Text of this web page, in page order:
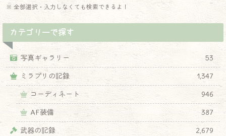
※ 全部選択・入力しなくても検索できるよ！
カテゴリーで探す
写真ギャラリー
53
ミラプリの記録
1,347
コーディネート
946
AF装備
387
武器の記録
2,679